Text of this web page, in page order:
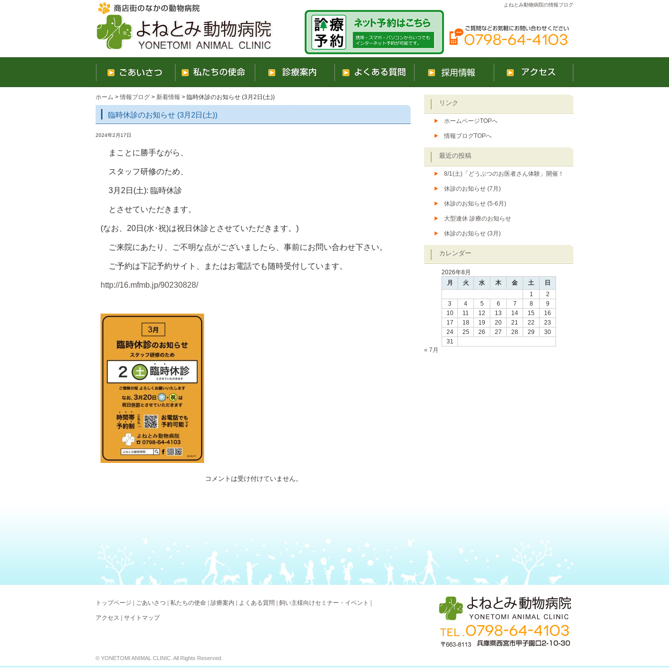
よねとみ動物病院の情報ブログ
ホーム >情報ブログ > 新着情報 > 臨時休診のお知らせ (3月2日(土))
臨時休診のお知らせ (3月2日(土))
2024年2月17日
まことに勝手ながら、
スタッフ研修のため、
3月2日(土): 臨時休診
とさせていただきます。
(なお、20日(水･祝)は祝日休診とさせていただきます。)
ご来院にあたり、ご不明な点がございましたら、事前にお問い合わせ下さい。
ご予約は下記予約サイト、またはお電話でも随時受付しています。
http://16.mfmb.jp/90230828/
コメントは受け付けていません。
リンク
ホームページTOPへ
情報ブログTOPへ
最近の投稿
8/1(土)「どうぶつのお医者さん体験」開催！
休診のお知らせ (7月)
休診のお知らせ (5-6月)
大型連休 診療のお知らせ
休診のお知らせ (3月)
カレンダー
2026年8月
月
火 水 木 金 土
日
1
2
3
4 5 6 7 8
9
10
11 12 13 14 15
16
17
18 19 20 21 22
23
24
25 26 27 28 29
30
31
« 7月
© YONETOMI ANIMAL CLINIC. All Rights Reserved.
トップページ ごあいさつ 私たちの使命 診療案内 よくある質問 飼い主様向けセミナー・イベント
アクセス サイトマップ